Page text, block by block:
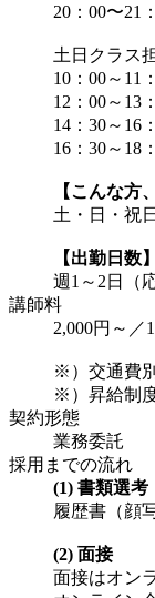
20：00〜21
土日クラス
10：00～11
12：00～13
14：30～16
16：30～18
【こんな方
土・日・祝
【出勤日数】
週1～2日（
講師料
2,000円～／
※）交通費
※）昇給制
契約形態
業務委託
採用までの流れ
(1) 書類選考
履歴書（顔
(2) 面接
面接はオン